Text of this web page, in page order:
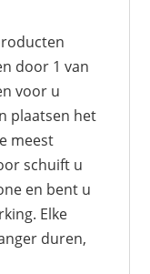
door 1 van
voor u
plaatsen het
meest
schuift u
en bent u
Elke
duren,